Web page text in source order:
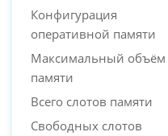
Конфигурация
оперативной памяти
Максимальный объём
памяти
Всего слотов памяти
Свободных слотов